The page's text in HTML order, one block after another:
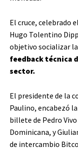
El cruce, celebrado
Hugo Tolentino
objetivo socializar
feedback técnica
sector.
El presidente de la
Paulino, encabezó
billete de Pedro
Dominicana, y
de intercambio